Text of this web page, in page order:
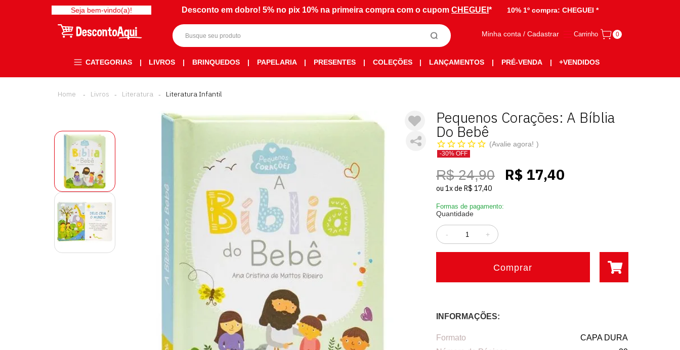
Seja bem-vindo(a)! Desconto em dobro! 5% no pix 10% na primeira compra com o cupom CHEGUEI * 10% 1º compra: CHEGUEI *
Minha conta / Cadastrar Carrinho 0
CATEGORIAS | LIVROS | BRINQUEDOS | PAPELARIA | PRESENTES | COLEÇÕES | LANÇAMENTOS | PRÉ-VENDA | +VENDIDOS
Livros Literatura Literatura Infantil
Pequenos Corações: A Bíblia
Do Bebê
Avalie agora!
-30% OFF
R$ 24,90 R$ 17,40
ou 1xde R$ 17,40
Formas de pagamento:
Quantidade
+
-
Comprar
INFORMAÇÕES:
Formato
CAPA DURA